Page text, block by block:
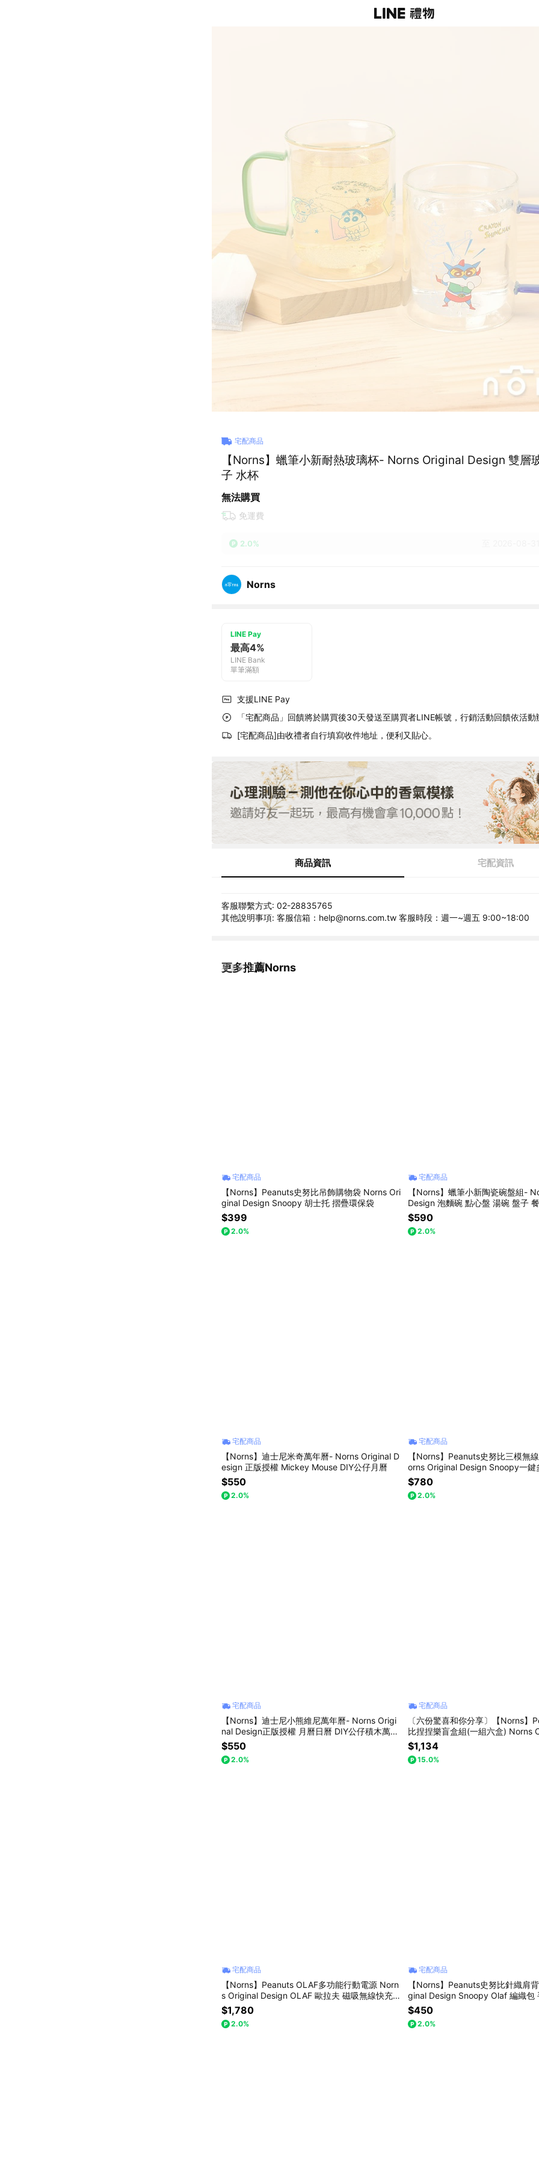
宅配商品
【Norns】蠟筆小新耐熱玻璃杯- Norns Original Design 雙層
子 水杯
無法購買
免運費
2.0%
Norns
LINE Pay
最高4%
LINE Bank
單筆滿額
支援LINE Pay
「宅配商品」回饋將於購買後30天發送至購買者LINE帳號，行銷活動回饋依活動
[宅配商品]由收禮者自行填寫收件地址，便利又貼心。
商品資訊 宅配資訊
客服聯繫方式: 02-28835765
其他說明事項: 客服信箱：help@norns.com.tw 客服時段：週一~週五 9:00~18:00
更多推薦Norns
看更多
宅配商品
【Norns】Peanuts史努比吊飾購物袋 Norns Ori
ginal Design Snoopy 胡士托 摺疊環保袋
$399
2.0%
宅配商品
【Norns】蠟筆小新陶瓷碗盤組-
Design 泡麵碗 點心盤 湯碗 盤子
$590
2.0%
宅配商品
【Norns】迪士尼米奇萬年曆- Norns Original D
esign 正版授權 Mickey Mouse DIY公仔月曆
$550
2.0%
宅配商品
【Norns】Peanuts史努比三模無
orns Original Design Snoopy一鍵
換裝置
$780
2.0%
宅配商品
【Norns】迪士尼小熊維尼萬年曆- Norns Origi
nal Design正版授權 月曆日曆 DIY公仔積木萬年
曆
$550
2.0%
宅配商品
〔六份驚喜和你分享〕【Norns】
比捏捏樂盲盒組(一組六盒) Norns
gn 減壓 OLAF Snoopy
$1,134
15.0%
宅配商品
【Norns】Peanuts OLAF多功能行動電源 Norn
s Original Design OLAF 歐拉夫 磁吸無線快充1
0000mAh萬能充 自帶線
$1,780
2.0%
宅配商品
【Norns】Peanuts史努比針織肩
ginal Design Snoopy Olaf 編織包
用提袋
$450
2.0%